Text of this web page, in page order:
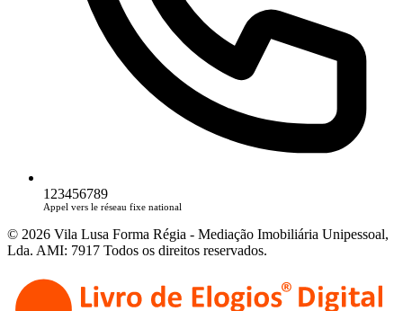
123456789
Appel vers le réseau fixe national
© 2026 Vila Lusa Forma Régia - Mediação Imobiliária Unipessoal,
Lda. AMI: 7917 Todos os direitos reservados.